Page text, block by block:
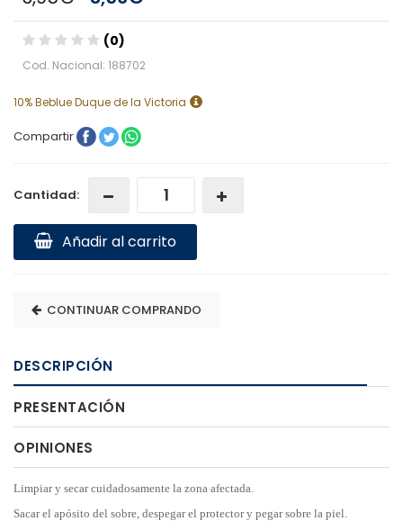
(0)
Cod. Nacional: 188702
10% Beblue Duque de la Victoria
Compartir
Cantidad:
Añadir al carrito
CONTINUAR COMPRANDO
DESCRIPCIÓN
PRESENTACIÓN
OPINIONES
Limpiar y secar cuidadosamente la zona afectada.
Sacar el apósito del sobre, despegar el protector y pegar sobre la piel.